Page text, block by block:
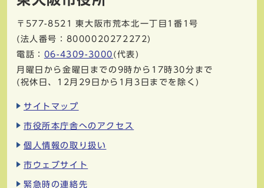
〒577-8521
東大阪市荒本北一丁目1番1号
(法人番号：8000020272272)
電話： 06-4309-3000 (代表)
月曜日から金曜日までの9時から17時30分まで
(祝休日、12月29日から1月3日までを除く)
サイトマップ
市役所本庁舎へのアクセス
個人情報の取り扱い
市ウェブサイト
緊急時の連絡先